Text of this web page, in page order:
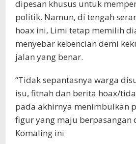
dipesan khusus untuk
politik. Namun, di tengah
hoax ini, Limi tetap memilih
menyebar kebencian demi
jalan yang benar.
“Tidak sepantasnya warga
isu, fitnah dan berita hoax/
pada akhirnya menimbulkan
figur yang maju berpasangan
Komaling ini